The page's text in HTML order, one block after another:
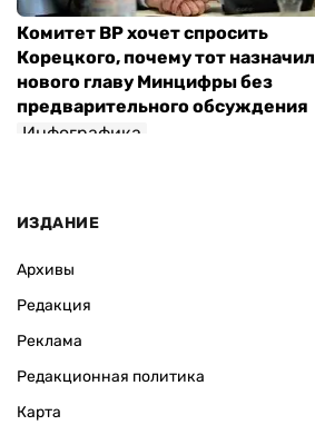
Комитет ВР хочет спросить
Корецкого, почему тот назначил
нового главу Минцифры без
предварительного обсуждения
Инфографика
ИЗДАНИЕ
Архивы
Редакция
Реклама
Редакционная политика
Карта